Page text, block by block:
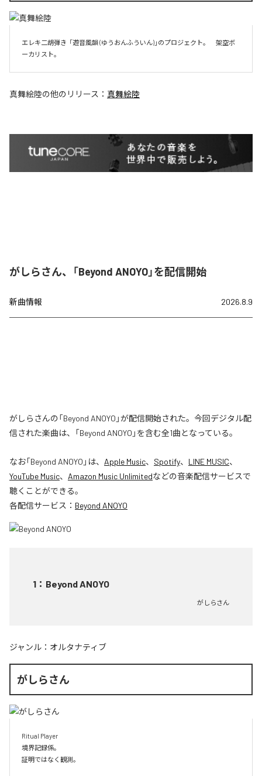
エレキ二胡弾き  「遊音風韻 (ゆうおんふういん)」のプロジェクト。　架空ボ
ーカリスト。
真舞絵陸の他のリリース： 真舞絵陸
がしらさん、「Beyond ANOYO」を配信開始
新曲情報 2026.8.9
がしらさんの「Beyond ANOYO」が配信開始された。今回デジタル配
信された楽曲は、「Beyond ANOYO」を含む全1曲となっている。
なお「Beyond ANOYO 」は、 Apple Music、 Spotify、 LINE MUSIC、
YouTube Music、 Amazon Music Unlimitedなどの音楽配信サービスで
聴くことができる。
各配信サービス： Beyond ANOYO
1 ： Beyond ANOYO
がしらさん
ジャンル： オルタナティブ
がしらさん
Ritual Player
境界記録係。
証明ではなく観測。